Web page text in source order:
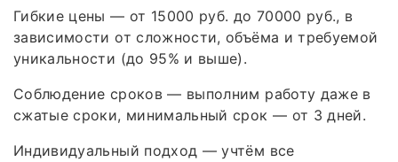
Гибкие цены — от 15000 руб. до 70000 руб., в
зависимости от сложности, объёма и требуемой
уникальности (до 95% и выше).
Соблюдение сроков — выполним работу даже в
сжатые сроки, минимальный срок — от 3 дней.
Индивидуальный подход — учтём все